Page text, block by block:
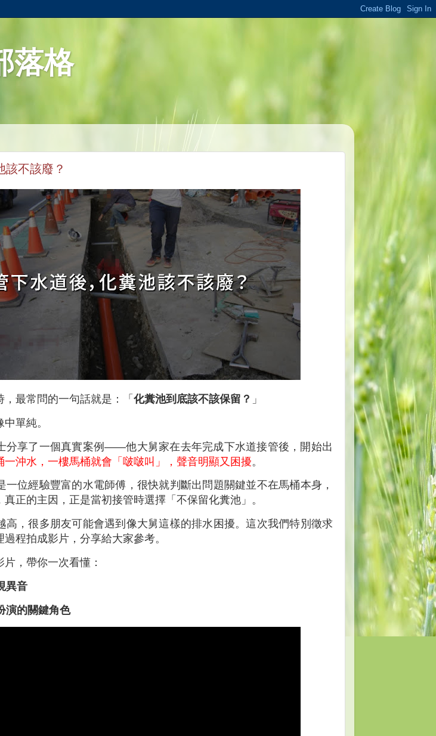
落格
該不該廢？
最常問的一句話就是：「 化糞池到底該不該保留？ 」
單純。
分享了一個真實案例——他大舅家在去年完成下水道接管後，開始出
一沖水，一樓馬桶就會「啵啵叫」，聲音明顯又困擾。
一位經驗豐富的水電師傅，很快就判斷出問題關鍵並不在馬桶本身，
正的主因，正是當初接管時選擇「不保留化糞池」。
高，很多朋友可能會遇到像大舅這樣的排水困擾。這次我們特別徵求
程拍成影片，分享給大家參考。
片，帶你一次看懂：
異音
演的關鍵角色